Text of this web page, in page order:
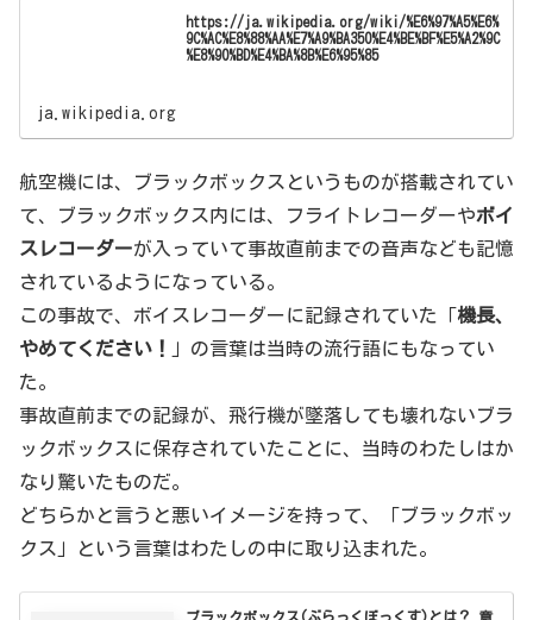
https://ja.wikipedia.org/wiki/%E6%97%A5%E6%
9C%AC%E8%88%AA%E7%A9%BA350%E4%BE%BF%E5%A2%9C
%E8%90%BD%E4%BA%8B%E6%95%85
ja.wikipedia.org
航空機には、ブラックボックスというものが搭載されてい
て、ブラックボックス内には、フライトレコーダーやボイ
スレコーダーが入っていて事故直前までの音声なども記憶
されているようになっている。
この事故で、ボイスレコーダーに記録されていた「機長、
やめてください！
」の言葉は当時の流行語にもなってい
た。
事故直前までの記録が、飛行機が墜落しても壊れないブラ
ックボックスに保存されていたことに、当時のわたしはか
なり驚いたものだ。
どちらかと言うと悪いイメージを持って、「ブラックボッ
クス」という言葉はわたしの中に取り込まれた。
ブラックボックス(ぶらっくぼっくす)とは？ 意